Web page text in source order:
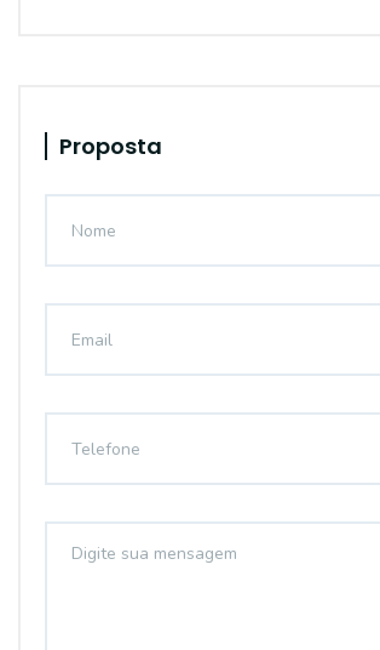
Proposta